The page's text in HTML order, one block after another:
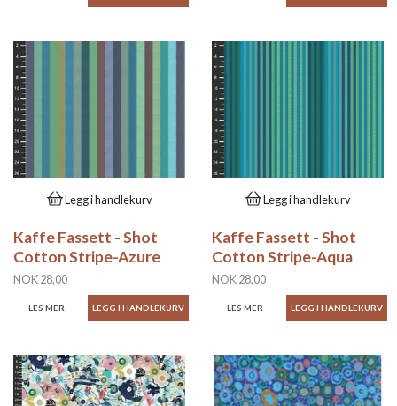
Legg i handlekurv
Kaffe Fassett - Shot
Cotton Stripe-Azure
NOK 28,00
LES MER
Legg i handlekurv
Kaffe Fassett - Shot
Cotton Stripe-Aqua
NOK 28,00
LES MER